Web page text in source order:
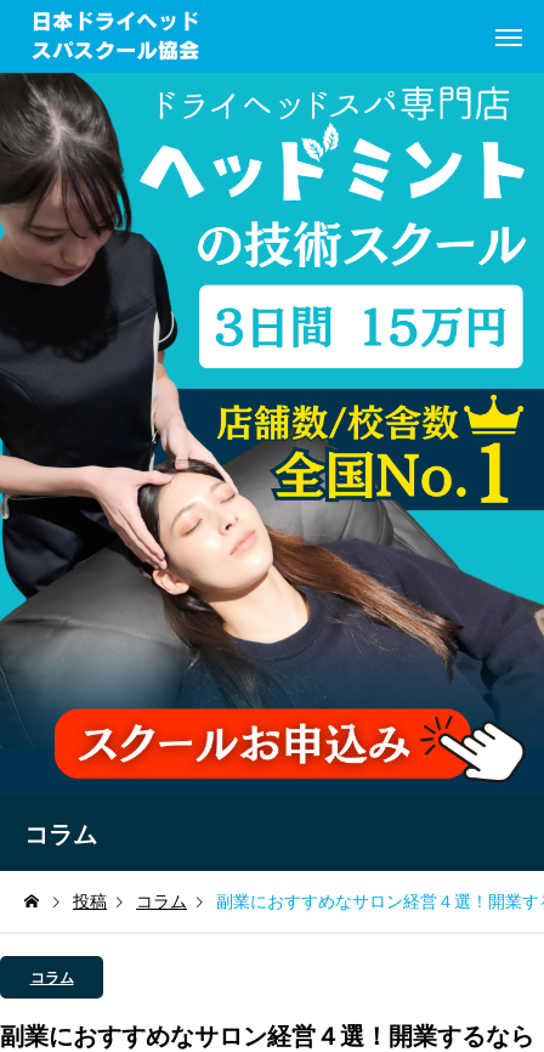
コラム
投稿 コラム 副業におすすめなサロン経営４選！開業
コラム
副業におすすめなサロン経営４選！開業するなら